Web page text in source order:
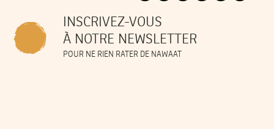
INSCRIVEZ-VOUS
À NOTRE NEWSLETTER
POUR NE RIEN RATER DE NAWAAT